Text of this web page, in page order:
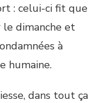
: celui-ci fit que
dimanche et
à
humaine.
dans tout ça